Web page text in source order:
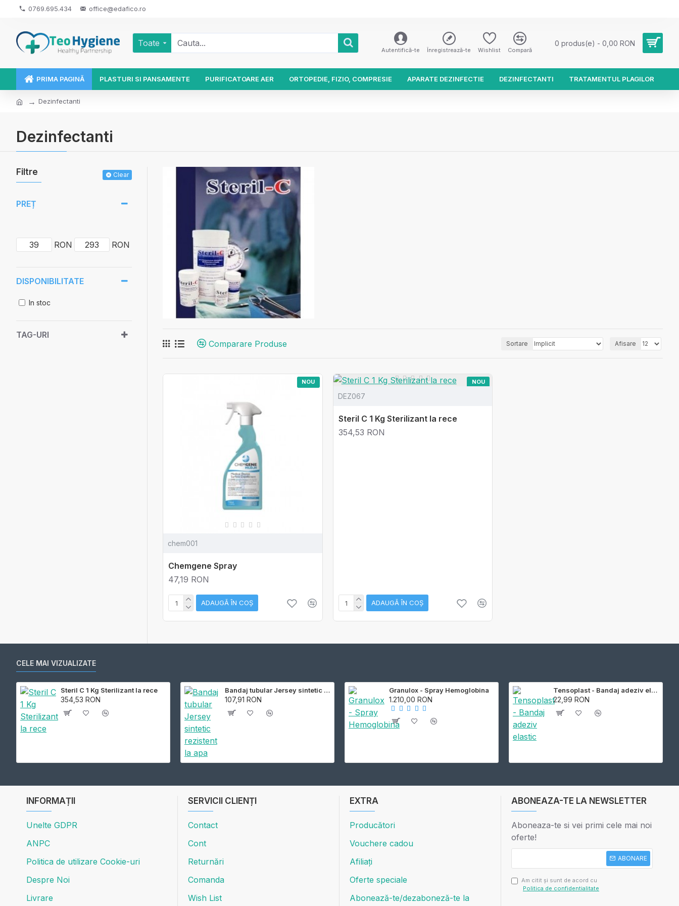
0769.695.434 office@edafico.ro
Toate
Autentifică-te Înregistrează-te Wishlist Compară
0 produs(e) - 0,00 RON
PRIMA PAGINĂ PLASTURI SI PANSAMENTE PURIFICATOARE AER ORTOPEDIE, FIZIO, COMPRESIE APARATE DEZINFECTIE DEZINFECTANTI TRATAMENTUL PLAGILOR
Dezinfectanti
Dezinfectanti
Filtre Clear
PREȚ
RON RON
TAG-URI
DISPONIBILITATE
In stoc
Comparare Produse Sortare Afisare
NOU
chem001
Chemgene Spray
47,19 RON
ADAUGĂ ÎN COŞ
NOU
DEZ067
Steril C 1 Kg Sterilizant la rece
354,53 RON
ADAUGĂ ÎN COŞ
CELE MAI VIZUALIZATE
Steril C 1 Kg Sterilizant la rece
354,53 RON
Bandaj tubular Jersey sintetic rezistent la apa
107,91 RON
Granulox - Spray Hemoglobina
1.210,00 RON
Tensoplast - Bandaj adeziv elastic
22,99 RON
INFORMAȚII
Unelte GDPR
ANPC
Politica de utilizare Cookie-uri
Despre Noi
Livrare
SERVICII CLIENȚI
Contact
Cont
Returnări
Comanda
Wish List
EXTRA
Producători
Vouchere cadou
Afiliați
Oferte speciale
Abonează-te/dezaboneză-te la
ABONEAZA-TE LA NEWSLETTER
Aboneaza-te si vei primi cele mai noi
oferte!
ABONARE
Am citit şi sunt de acord cu
Politica de confidentialitate